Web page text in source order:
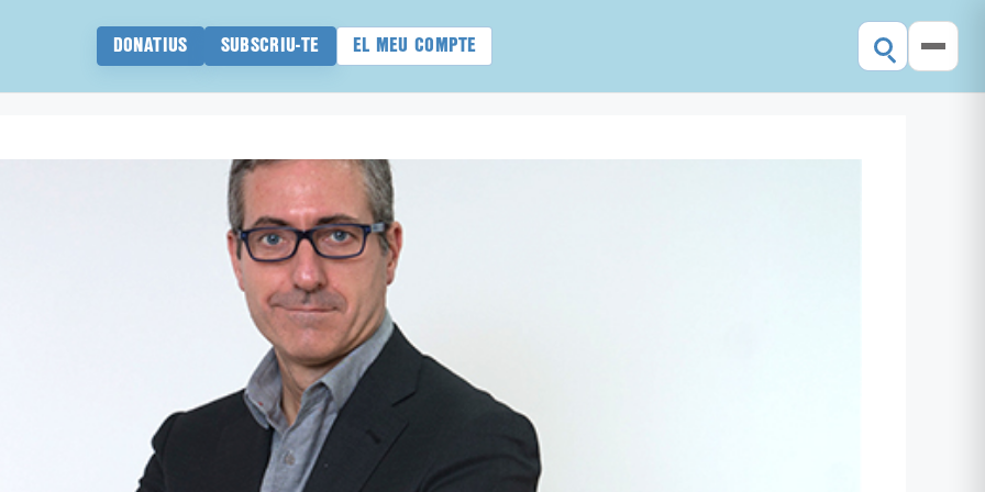
DONATIUS SUBSCRIU-TE EL MEU COMPTE